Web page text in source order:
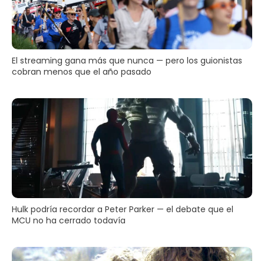
El streaming gana más que nunca — pero los guionistas
cobran menos que el año pasado
Hulk podría recordar a Peter Parker — el debate que el
MCU no ha cerrado todavía